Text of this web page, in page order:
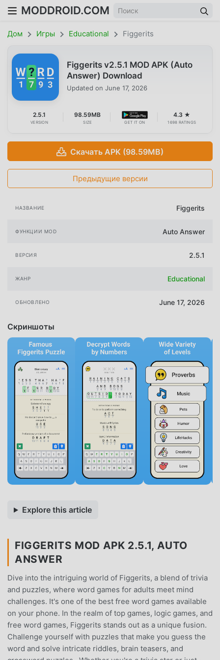
MODDROID.COM
Дом Игры Educational Figgerits
Figgerits v2.5.1 MOD APK (Auto
Answer) Download
Updated on June 17, 2026
2.5.1
VERSION
98.59MB
SIZE GET IT ON
4.3 ★
1698 RATINGS
Скачать APK (98.59MB)
Предыдущие версии
НАЗВАНИЕ Figgerits
ФУНКЦИИ MOD Auto Answer
ВЕРСИЯ 2.5.1
ЖАНР Educational
ОБНОВЛЕНО June 17, 2026
Скриншоты
Explore this article
FIGGERITS MOD APK 2.5.1, AUTO
ANSWER
Dive into the intriguing world of Figgerits, a blend of trivia
and puzzles, where word games for adults meet mind
challenges. It's one of the best free word games available
on your phone. In the realm of top games, logic games, and
free word games, Figgerits stands out as a unique fusion.
Challenge yourself with puzzles that make you guess the
word and solve intricate riddles, brain teasers, and